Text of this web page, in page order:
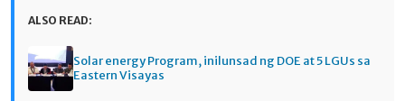
ALSO READ:
Solar energy Program, inilunsad ng DOE at 5 LGUs sa
Eastern Visayas